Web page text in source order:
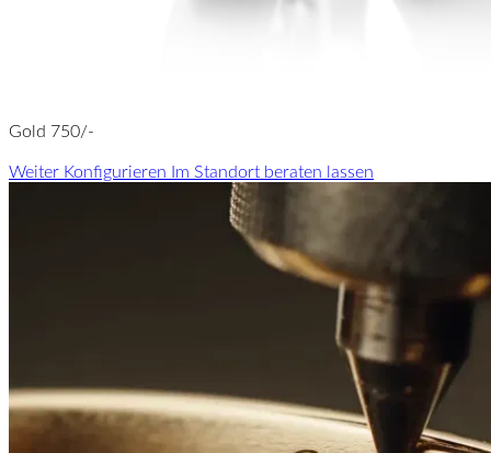
Gold 750/-
Weiter Konfigurieren Im Standort beraten lassen